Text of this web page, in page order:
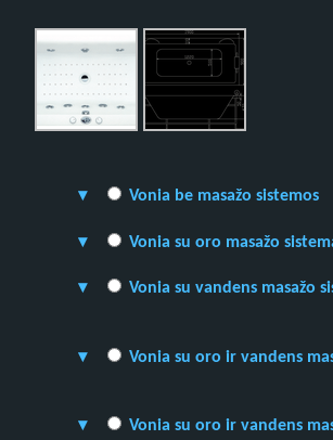
Vonia be masažo sistemos
Vonia su oro masažo
Vonia su vandens masažo
Vonia su oro ir vandens
Vonia su oro ir vandens